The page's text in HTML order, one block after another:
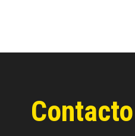
Contacto